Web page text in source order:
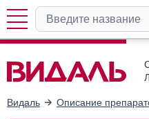
Видаль Описание